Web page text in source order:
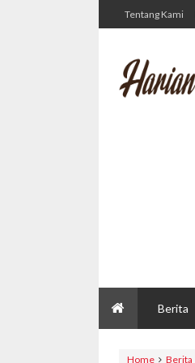
Tentang Kami
Berita
Home Berita